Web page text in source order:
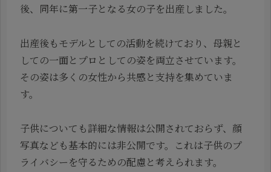
後、同年に第一子となる女の子を出産しました。
出産後もモデルとしての活動を続けており、母親と
しての一面とプロとしての姿を両立させています。
その姿は多くの女性から共感と支持を集めていま
す。
子供についても詳細な情報は公開されておらず、顔
写真なども基本的には非公開です。これは子供のプ
ライバシーを守るための配慮と考えられます。